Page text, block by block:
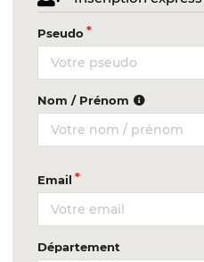
Pseudo
Nom / Prénom
Email
Département